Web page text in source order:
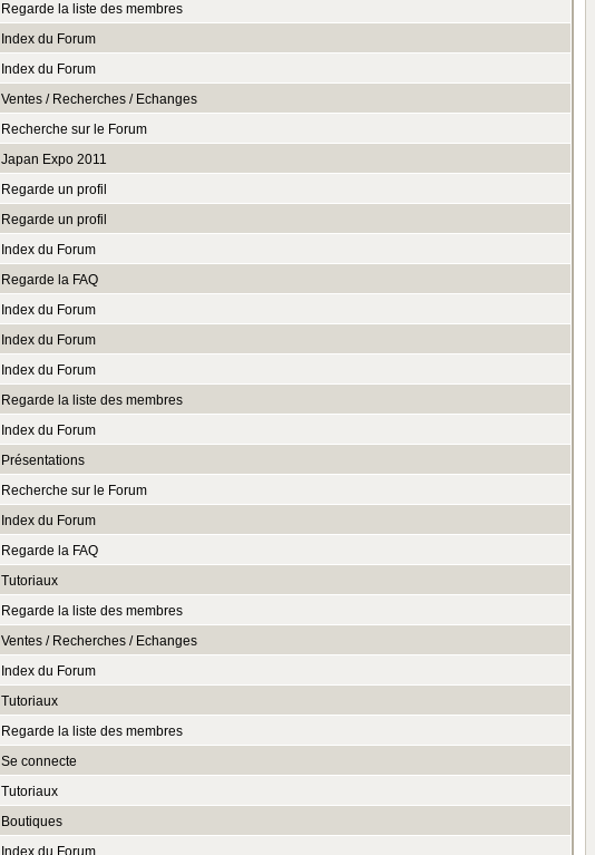
Regarde la liste des membres
Index du Forum
Index du Forum
Ventes / Recherches / Echanges
Recherche sur le Forum
Japan Expo 2011
Regarde un profil
Regarde un profil
Index du Forum
Regarde la FAQ
Index du Forum
Index du Forum
Index du Forum
Regarde la liste des membres
Index du Forum
Présentations
Recherche sur le Forum
Index du Forum
Regarde la FAQ
Tutoriaux
Regarde la liste des membres
Ventes / Recherches / Echanges
Index du Forum
Tutoriaux
Regarde la liste des membres
Se connecte
Tutoriaux
Boutiques
Index du Forum